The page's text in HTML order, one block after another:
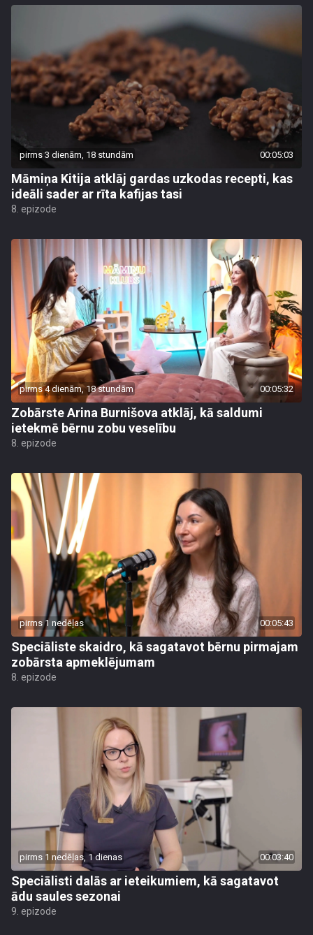
pirms 3 dienām, 18 stundām 00:05:03
Māmiņa Kitija atklāj gardas uzkodas recepti, kas
ideāli sader ar rīta kafijas tasi
8. epizode
pirms 4 dienām, 18 stundām 00:05:32
Zobārste Arina Burnišova atklāj, kā saldumi
ietekmē bērnu zobu veselību
8. epizode
pirms 1 nedēļas 00:05:43
Speciāliste skaidro, kā sagatavot bērnu pirmajam
zobārsta apmeklējumam
8. epizode
pirms 1 nedēļas, 1 dienas 00:03:40
Speciālisti dalās ar ieteikumiem, kā sagatavot
ādu saules sezonai
9. epizode